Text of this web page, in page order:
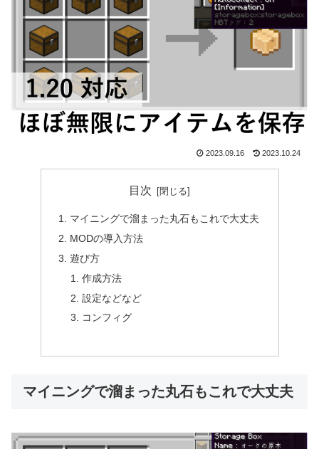
2023.09.16 2023.10.24
目次
マイニングで溜まった丸石もこれで大丈夫
MODの導入方法
遊び方
作成方法
設定などなど
コンフィグ
マイニングで溜まった丸石もこれで大丈夫